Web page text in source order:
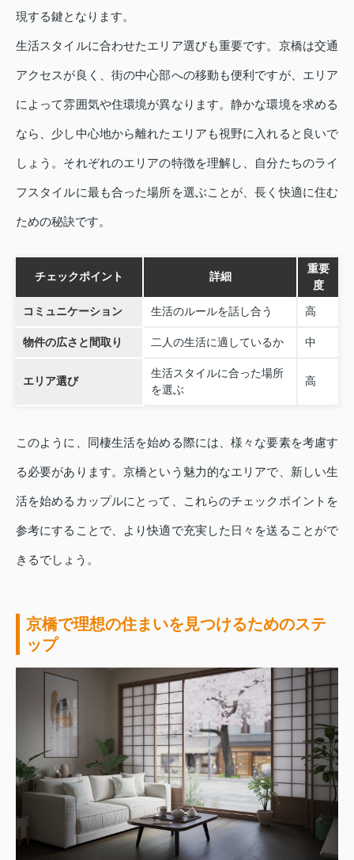
現する鍵となります。
生活スタイルに合わせたエリア選びも重要です。京橋は交通
アクセスが良く、街の中心部への移動も便利ですが、エリア
によって雰囲気や住環境が異なります。静かな環境を求める
なら、少し中心地から離れたエリアも視野に入れると良いで
しょう。それぞれのエリアの特徴を理解し、自分たちのライ
フスタイルに最も合った場所を選ぶことが、長く快適に住む
ための秘訣です。
チェックポイント 詳細
重要
度
コミュニケーション 生活のルールを話し合う 高
物件の広さと間取り 二人の生活に適しているか 中
エリア選び
生活スタイルに合った場所
を選ぶ
高
このように、同棲生活を始める際には、様々な要素を考慮す
る必要があります。京橋という魅力的なエリアで、新しい生
活を始めるカップルにとって、これらのチェックポイントを
参考にすることで、より快適で充実した日々を送ることがで
きるでしょう。
京橋で理想の住まいを見つけるためのステ
ップ